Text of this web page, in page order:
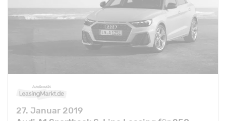
27. Januar 2019